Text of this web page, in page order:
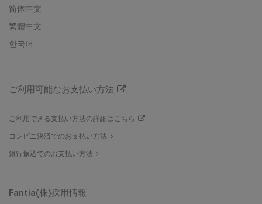
简体中文
繁體中文
한국어
ご利用可能なお支払い方法
ご利用できる支払い方法の詳細はこちら
コンビニ決済でのお支払い方法
銀行振込でのお支払い方法
Fantia(株)採用情報